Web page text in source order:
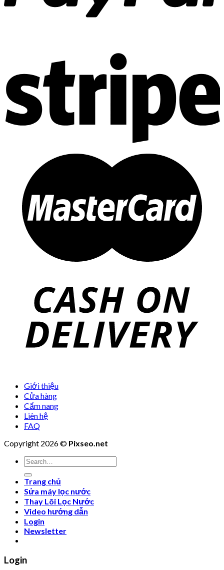
Giới thiệu
Cửa hàng
Cẩm nang
Liên hệ
FAQ
Copyright 2026 © Pixseo.net
Search
for:
Trang chủ
Sửa máy lọc nước
Thay Lõi Lọc Nước
Video hướng dẫn
Login
Newsletter
Login